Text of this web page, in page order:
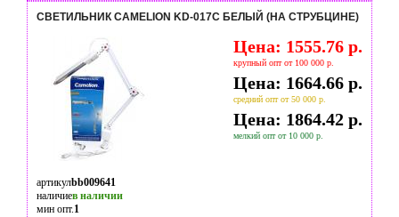
СВЕТИЛЬНИК CAMELION KD-017С БЕЛЫЙ (НА СТРУБЦИНЕ)
Цена: 1555.76 р.
крупный опт от 100 000 р.
Цена: 1664.66 р.
средний опт от 50 000 р.
Цена: 1864.42 р.
мелкий опт от 10 000 р.
артикулbb009641
наличиев наличии
мин опт.1